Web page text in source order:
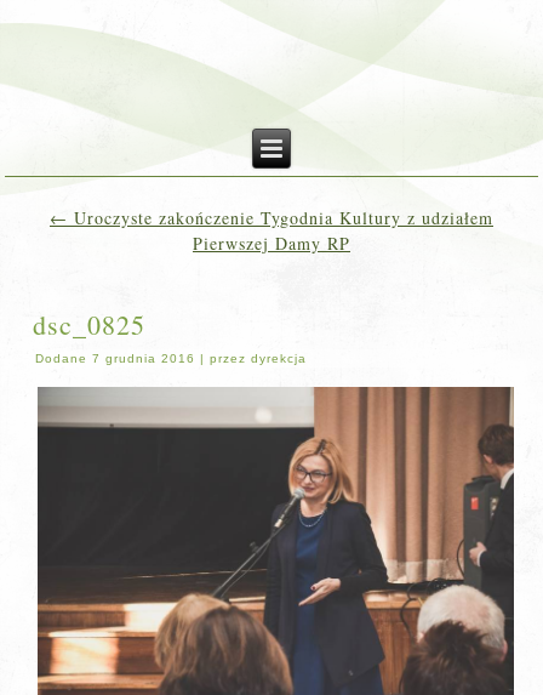
← Uroczyste zakończenie Tygodnia Kultury z udziałem
Pierwszej Damy RP
dsc_0825
Dodane 7 grudnia 2016 |przez dyrekcja